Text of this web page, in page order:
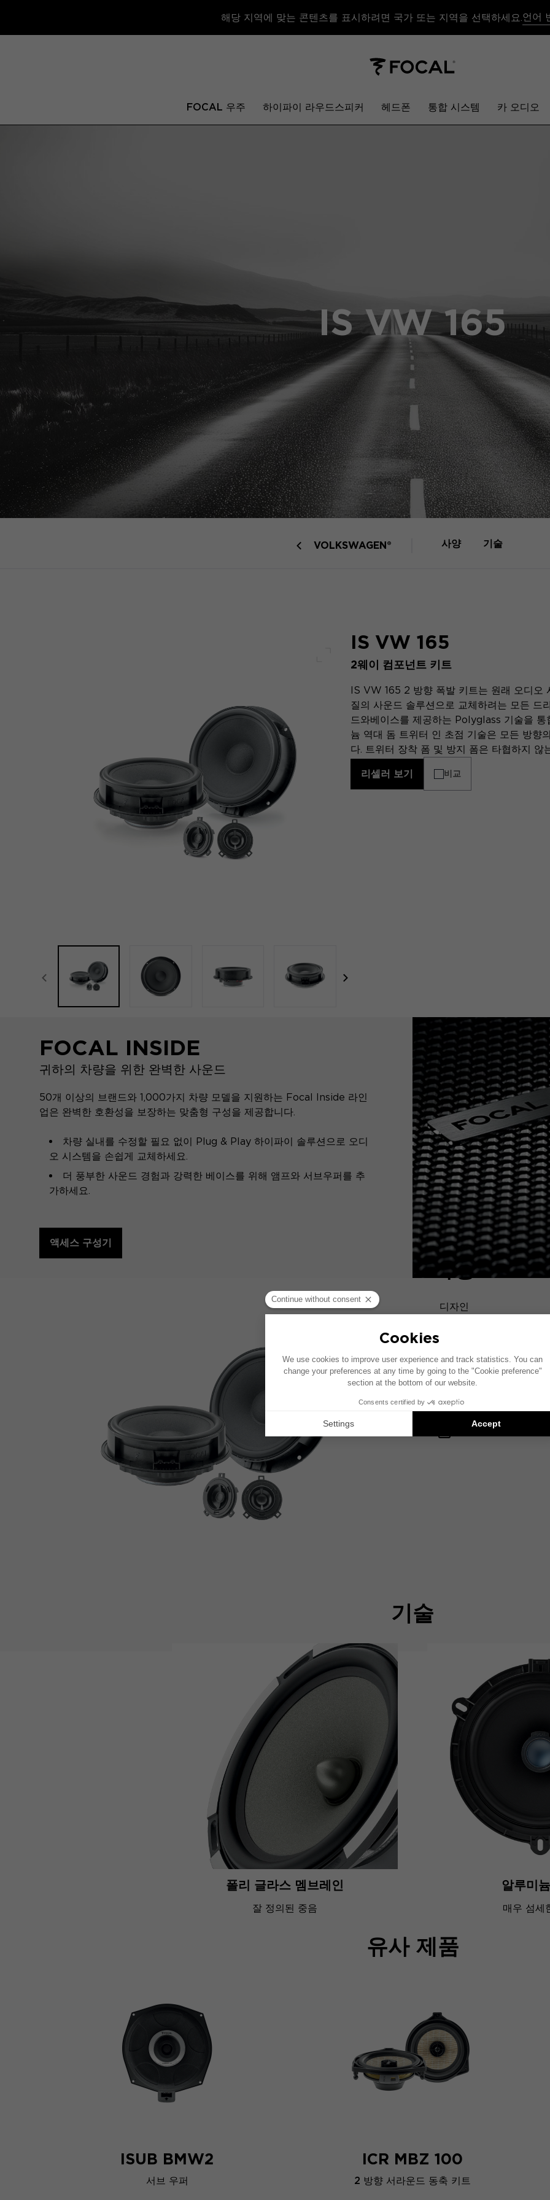
해당 지역에 맞는 콘텐츠를 표시하려면 국가 또는 지역을 선택하세요. 언어
FOCAL 우주 하이파이 라우드스피커 헤드폰 통합 시스템 카 오디오
IS VW 165
VOLKSWAGEN® 사양 기술
focal-naim-frontent::misc.prev_label focal-naim-frontent::misc.next_label
전체 화면
IS VW 165
2웨이 컴포넌트 키트
IS VW 165 2 방향 폭발 키트는 원래 오디오
질의 사운드 솔루션으로 교체하려는 모든 드
드와베이스를 제공하는 Polyglass 기술을 통
늄 역대 돔 트위터 인 초점 기술은 모든 방향
다. 트위터 장착 폼 및 방지 폼은 타협하지 않
리셀러 보기 비교
FOCAL INSIDE
귀하의 차량을 위한 완벽한 사운드
50개 이상의 브랜드와 1,000가지 차량 모델을 지원하는 Focal Inside 라인
업은 완벽한 호환성을 보장하는 맞춤형 구성을 제공합니다.
차량 실내를 수정할 필요 없이 Plug & Play 하이파이 솔루션으로 오디
오 시스템을 손쉽게 교체하세요.
더 풍부한 사운드 경험과 강력한 베이스를 위해 앰프와 서브우퍼를 추
가하세요.
액세스 구성기
사양
디자인
기술
폴리 글라스 멤브레인
잘 정의된 중음
알루미
매우 섬세
유사 제품
ISUB BMW2
서브 우퍼
ICR MBZ 100
2 방향 서라운드 동축 키트